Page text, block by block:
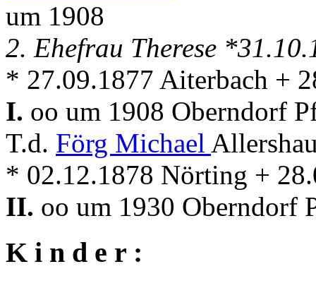
um 1908
2. Ehefrau Therese
* 27.09.1877 Aiterbach +
I. oo um 1908 Oberndorf
T.d. Förg Michael
* 02.12.1878 Nörting +
II. oo um 1930 Oberndorf
K i n d e r :